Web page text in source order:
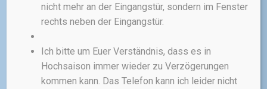
HC Carbon Bremshebels.
inkl. 19 % MwSt.
zzgl. Versandkosten
nicht mehr an der Eingangstür, sondern im Fenster
rechts neben der Eingangstür.
Ich bitte um Euer Verständnis, dass es in
Hochsaison immer wieder zu Verzögerungen
kommen kann. Das Telefon kann ich leider nicht